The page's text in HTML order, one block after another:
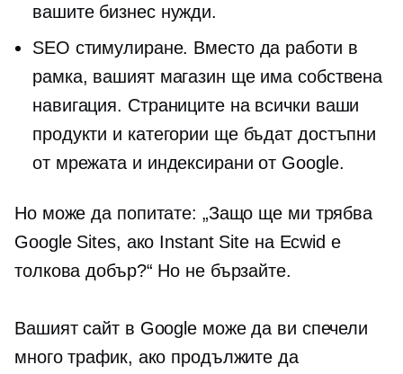
вашите бизнес нужди.
SEO стимулиране. Вместо да работи в
рамка, вашият магазин ще има собствена
навигация. Страниците на всички ваши
продукти и категории ще бъдат достъпни
от мрежата и индексирани от Google.
Но може да попитате: „Защо ще ми трябва
Google Sites, ако Instant Site на Ecwid е
толкова добър?“ Но не бързайте.
Вашият сайт в Google може да ви спечели
много трафик, ако продължите да